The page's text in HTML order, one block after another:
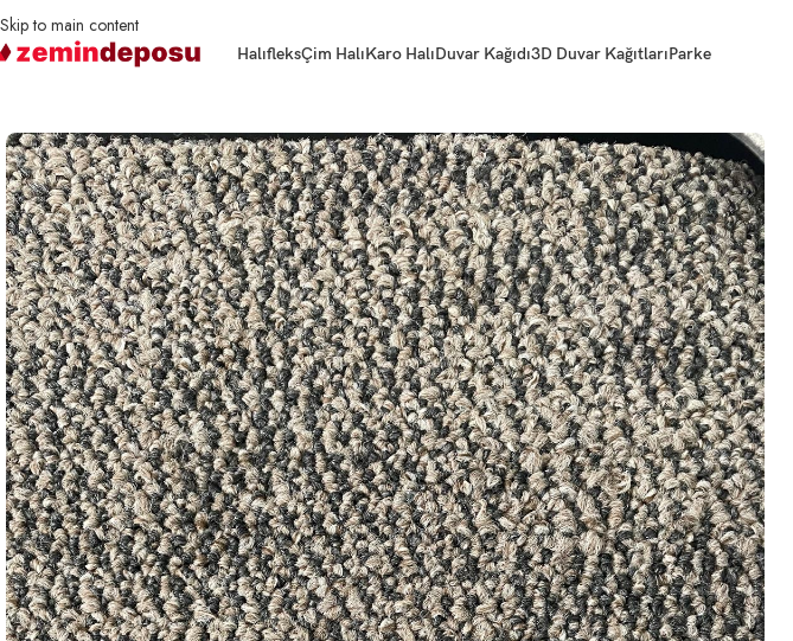
Skip to main content
HalıfleksÇim HalıKaro HalıDuvar Kağıdı3D Duvar KağıtlarıParke